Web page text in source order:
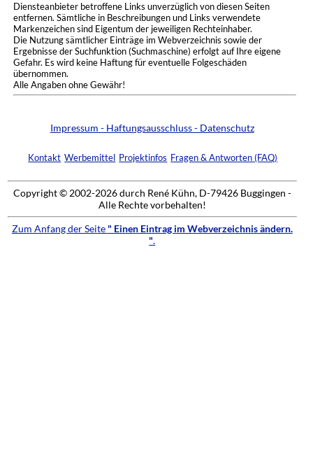
Diensteanbieter betroffene Links unverzüglich von diesen Seiten
entfernen. Sämtliche in Beschreibungen und Links verwendete
Markenzeichen sind Eigentum der jeweiligen Rechteinhaber.
Die Nutzung sämtlicher Einträge im Webverzeichnis sowie der
Ergebnisse der Suchfunktion (Suchmaschine) erfolgt auf Ihre eigene
Gefahr. Es wird keine Haftung für eventuelle Folgeschäden
übernommen.
Alle Angaben ohne Gewähr!
Impressum - Haftungsausschluss - Datenschutz
Kontakt Werbemittel Projektinfos Fragen & Antworten (FAQ)
Copyright © 2002-2026 durch René Kühn, D-79426 Buggingen -
Alle Rechte vorbehalten!
Zum Anfang der Seite " Einen Eintrag im Webverzeichnis ändern.
".